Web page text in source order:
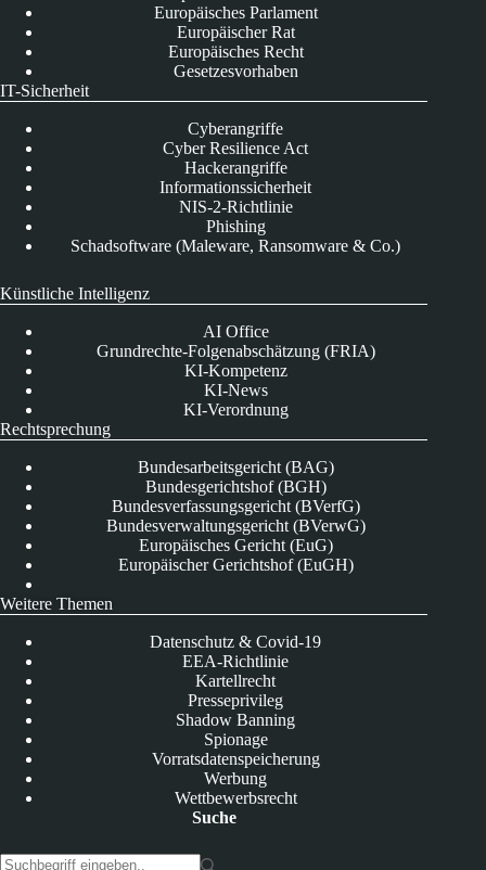
Europäisches Parlament
Europäischer Rat
Europäisches Recht
Gesetzesvorhaben
IT-Sicherheit
Cyberangriffe
Cyber Resilience Act
Hackerangriffe
Informationssicherheit
NIS-2-Richtlinie
Phishing
Schadsoftware (Maleware, Ransomware & Co.)
Künstliche Intelligenz
AI Office
Grundrechte-Folgenabschätzung (FRIA)
KI-Kompetenz
KI-News
KI-Verordnung
Rechtsprechung
Bundesarbeitsgericht (BAG)
Bundesgerichtshof (BGH)
Bundesverfassungsgericht (BVerfG)
Bundesverwaltungsgericht (BVerwG)
Europäisches Gericht (EuG)
Europäischer Gerichtshof (EuGH)
Weitere Themen
Datenschutz & Covid-19
EEA-Richtlinie
Kartellrecht
Presseprivileg
Shadow Banning
Spionage
Vorratsdatenspeicherung
Werbung
Wettbewerbsrecht
Suche